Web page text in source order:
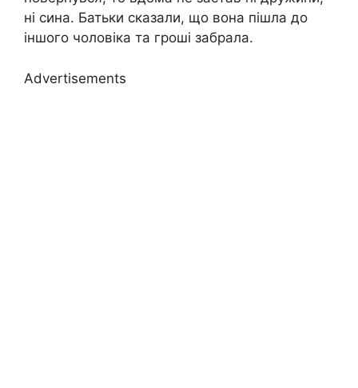
ні сина. Батьки сказали, що вона пішла до
іншого чоловіка та гроші забрала.
Advertisements